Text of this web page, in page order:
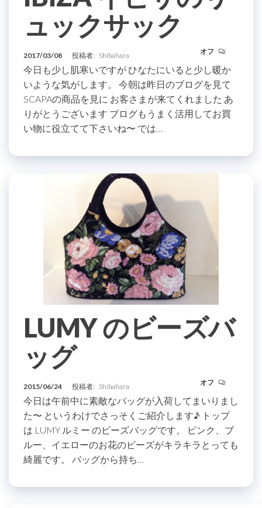
ュックサック
2017/03/08 投稿者: Shibahara オフ
今日も少し肌寒いですが ひなたにいると少し暖か
いような気がします。 今朝は昨日のブログを見て
SCAPAの商品を見に お客さまが来てくれました あ
りがとうございます ブログもうまく活用してお買
い物に役立てて下さいね〜 では…
LUMY のビーズバ
ッグ
2015/06/24 投稿者: Shibahara オフ
今日は午前中に素敵なバッグが入荷してまいりまし
た〜 というわけでさっそくご紹介します♪ トップ
は LUMY ルミー のビーズバッグです。 ピンク、ブ
ルー、イエローのお花のビーズがキラキラとっても
綺麗です。 バッグから持ち…